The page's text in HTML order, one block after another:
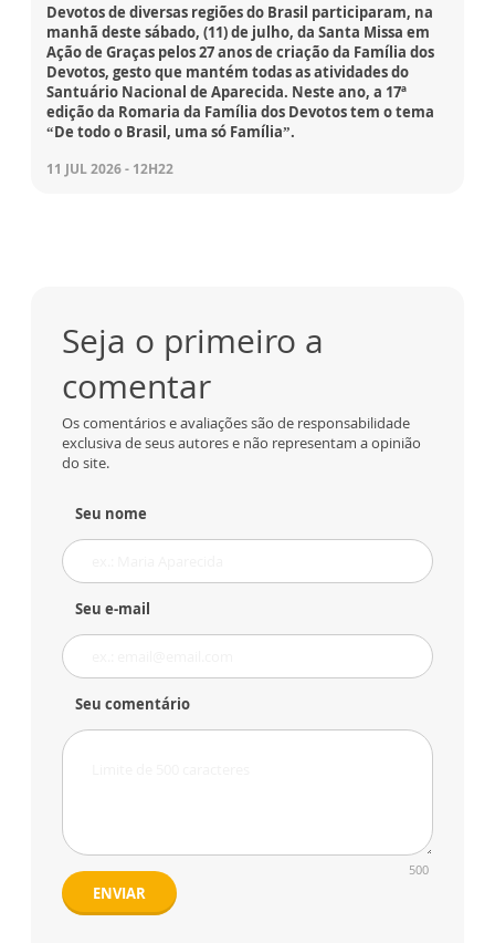
Devotos de diversas regiões do Brasil participaram, na
manhã deste sábado, (11) de julho, da Santa Missa em
Ação de Graças pelos 27 anos de criação da Família dos
Devotos, gesto que mantém todas as atividades do
Santuário Nacional de Aparecida. Neste ano, a 17ª
edição da Romaria da Família dos Devotos tem o tema
“De todo o Brasil, uma só Família”.
11 JUL 2026 - 12H22
Seja o primeiro a
comentar
Os comentários e avaliações são de responsabilidade
exclusiva de seus autores e não representam a opinião
do site.
Seu nome
Seu e-mail
Seu comentário
500
ENVIAR